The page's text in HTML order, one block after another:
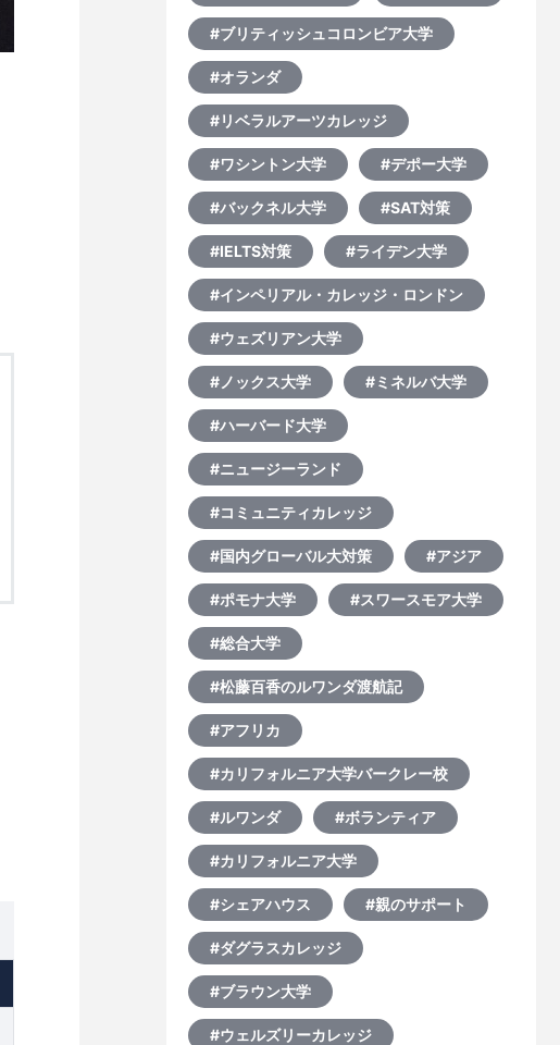
#ブリティッシュコロンビア大学
#オランダ
#リベラルアーツカレッジ
#ワシントン大学 #デポー大学
#バックネル大学 #SAT対策
#IELTS対策 #ライデン大学
#インペリアル・カレッジ・ロンドン
#ウェズリアン大学
#ノックス大学 #ミネルバ大学
#ハーバード大学
#ニュージーランド
#コミュニティカレッジ
#国内グローバル大対策 #アジア
#ポモナ大学 #スワースモア大学
#総合大学
#松藤百香のルワンダ渡航記
#アフリカ
#カリフォルニア大学バークレー校
#ルワンダ #ボランティア
#カリフォルニア大学
#シェアハウス #親のサポート
#ダグラスカレッジ
#ブラウン大学
#ウェルズリーカレッジ